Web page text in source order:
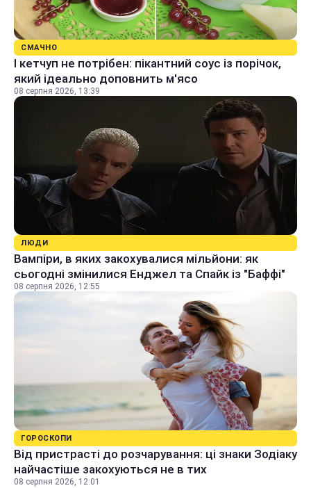
СМАЧНО
І кетчуп не потрібен: пікантний соус із порічок,
який ідеально доповнить м'ясо
08 серпня 2026, 13:39
ЛЮДИ
Вампіри, в яких закохувалися мільйони: як
сьогодні змінилися Енджел та Спайк із "Баффі"
08 серпня 2026, 12:55
ГОРОСКОПИ
Від пристрасті до розчарування: ці знаки Зодіаку
найчастіше закохуються не в тих
08 серпня 2026, 12:01